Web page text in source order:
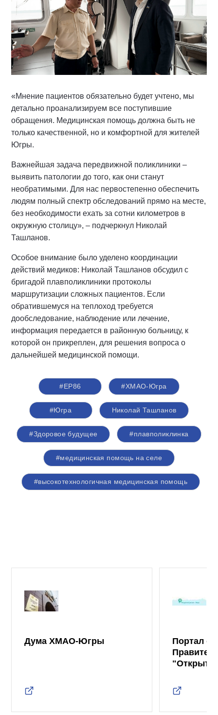
«Мнение пациентов обязательно будет учтено, мы
детально проанализируем все поступившие
обращения. Медицинская помощь должна быть не
только качественной, но и комфортной для жителей
Югры.
Важнейшая задача передвижной поликлиники –
выявить патологии до того, как они станут
необратимыми. Для нас первостепенно обеспечить
людям полный спектр обследований прямо на месте,
без необходимости ехать за сотни километров в
окружную столицу», – подчеркнул Николай
Ташланов.
Особое внимание было уделено координации
действий медиков: Николай Ташланов обсудил с
бригадой плавполиклиники протоколы
маршрутизации сложных пациентов. Если
обратившемуся на теплоход требуется
дообследование, наблюдение или лечение,
информация передается в районную больницу, к
которой он прикреплен, для решения вопроса о
дальнейшей медицинской помощи.
#ЕР86 #ХМАО-Югра
#Югра Николай Ташланов
#Здоровое будущее #плавполиклинка
#медицинская помощь на селе
#высокотехнологичная медицинская помощь
Дума ХМАО-Югры
Портал